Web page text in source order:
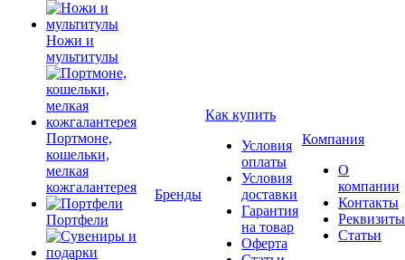
Ножи и
мультитулы
Портмоне,
кошельки,
мелкая
кожгалантерея
Портфели
Бренды
Как купить
Условия
оплаты
Условия
доставки
Гарантия
на товар
Оферта
Компания
О
компании
Контакты
Реквизиты
Статьи